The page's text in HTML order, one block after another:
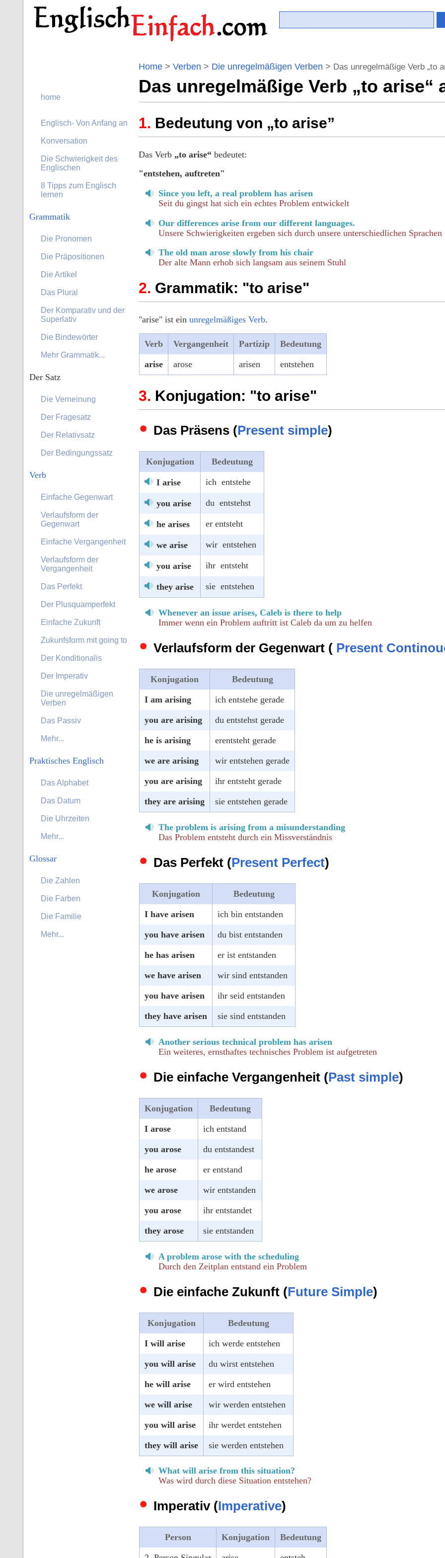
Home > Verben > Die unregelmäßigen Verben > Das unregelmäßige Verb „to
Das unregelmäßige Verb „to arise“
Bedeutung von „to arise”
Das Verb „to arise“ bedeutet:
"entstehen, auftreten"
Since you left, a real problem has arisen
Seit du gingst hat sich ein echtes Problem entwickelt
Our differences arise from our different languages.
Unsere Schwierigkeiten ergeben sich durch unsere unterschiedlichen Sprachen
The old man arose slowly from his chair
Der alte Mann erhob sich langsam aus seinem Stuhl
Grammatik: "to arise"
"arise" ist ein unregelmäßiges Verb.
Verb Vergangenheit Partizip Bedeutung
arise arose arisen entstehen
Konjugation: "to arise"
Das Präsens (Present simple)
Konjugation Bedeutung
I arise ich entstehe
you arise du entstehst
he arises er entsteht
we arise wir entstehen
you arise ihr entsteht
they arise sie entstehen
Whenever an issue arises, Caleb is there to help
Immer wenn ein Problem auftritt ist Caleb da um zu helfen
Verlaufsform der Gegenwart ( Present
Konjugation Bedeutung
I am arising ich entstehe gerade
you are arising du entstehst gerade
he is arising erentsteht gerade
we are arising wir entstehen gerade
you are arising ihr entsteht gerade
they are arising sie entstehen gerade
The problem is arising from a misunderstanding
Das Problem entsteht durch ein Missverständnis
Das Perfekt (Present Perfect)
Konjugation Bedeutung
I have arisen ich bin entstanden
you have arisen du bist entstanden
he has arisen er ist entstanden
we have arisen wir sind entstanden
you have arisen ihr seid entstanden
they have arisen sie sind entstanden
Another serious technical problem has arisen
Ein weiteres, ernsthaftes technisches Problem ist aufgetreten
Die einfache Vergangenheit (Past simple)
Konjugation Bedeutung
I arose ich entstand
you arose du entstandest
he arose er entstand
we arose wir entstanden
you arose ihr entstandet
they arose sie entstanden
A problem arose with the scheduling
Durch den Zeitplan entstand ein Problem
Die einfache Zukunft (Future Simple)
Konjugation Bedeutung
I will arise ich werde entstehen
you will arise du wirst entstehen
he will arise er wird entstehen
we will arise wir werden entstehen
you will arise ihr werdet entstehen
they will arise sie werden entstehen
What will arise from this situation?
Was wird durch diese Situation entstehen?
Imperativ (Imperative)
Person Konjugation Bedeutung
home
Englisch- Von Anfang an
Konversation
Die Schwierigkeit des
Englischen
8 Tipps zum Englisch
lernen
Grammatik
Die Pronomen
Die Präpositionen
Die Artikel
Das Plural
Der Komparativ und der
Superlativ
Die Bindewörter
Mehr Grammatik...
Der Satz
Die Verneinung
Der Fragesatz
Der Relativsatz
Der Bedingungssatz
Verb
Einfache Gegenwart
Verlaufsform der
Gegenwart
Einfache Vergangenheit
Verlaufsform der
Vergangenheit
Das Perfekt
Der Plusquamperfekt
Einfache Zukunft
Zukunfsform mit going to
Der Konditionalis
Der Imperativ
Die unregelmäßigen
Verben
Das Passiv
Mehr...
Praktisches Englisch
Das Alphabet
Das Datum
Die Uhrzeiten
Mehr...
Glossar
Die Zahlen
Die Farben
Die Familie
Mehr...